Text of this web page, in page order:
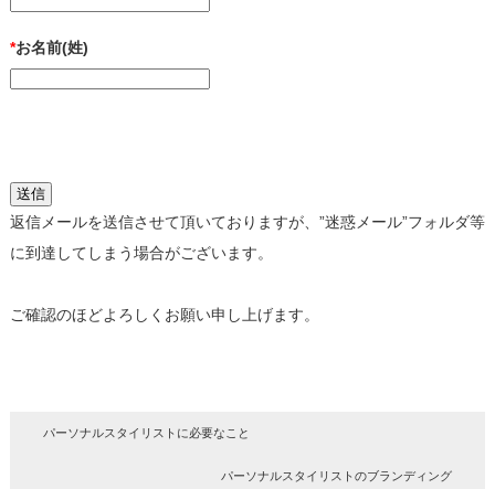
*お名前(姓)
返信メールを送信させて頂いておりますが、”迷惑メール”フォルダ等
に到達してしまう場合がございます。
ご確認のほどよろしくお願い申し上げます。
パーソナルスタイリストに必要なこと
パーソナルスタイリストのブランディング